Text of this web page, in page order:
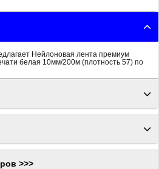
Нейлоновая лента премиум
белая 10мм/200м (плотность 57) по
>>>